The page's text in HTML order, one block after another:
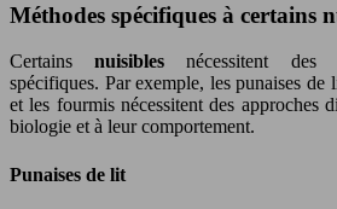
Méthodes spécifiques à certains
Certainsnuisiblesnécessitent des
spécifiques. Par exemple, les punaises de
et les fourmis nécessitent des approches
biologie et à leur comportement.
Punaises de lit